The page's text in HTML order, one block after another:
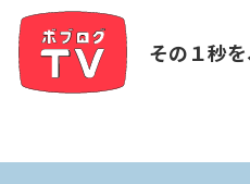
その１秒